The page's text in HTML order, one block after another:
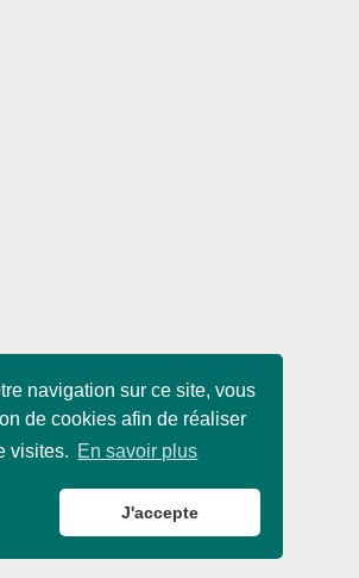
navigation sur ce site, vous
de cookies afin de réaliser
visites. En savoir plus
J'accepte